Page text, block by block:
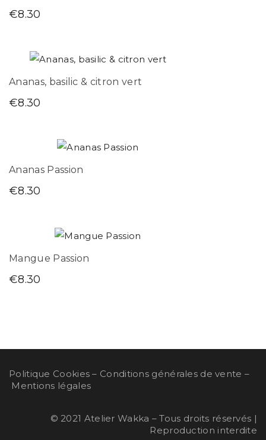
€8.30
Ananas, basilic & citron vert
€8.30
Ananas Passion
€8.30
Mangue Passion
€8.30
Politique Cookies – Conditions générales de vente –
Mentions légales
© 2021 Atelier Wakka – Tous droits réservés |
Reproduction interdite